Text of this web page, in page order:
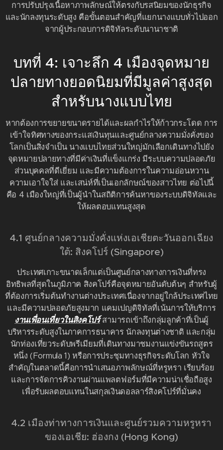
การปรับปรุงเนื้อหาภาพลักษณ์ให้ตรงกับรสนิยมของนักธุรกิจ
และนักลงทุนระดับสูง คือขั้นตอนสำคัญที่แยกนางแบบทั่วไปออก
จากผู้ประกอบการดิจิทัลระดับนานาชาติ
บทที่ 4: เจาะลึก 4 เมืองจุดหมาย
ปลายทางยอดนิยมที่มีมูลค่าสูงสุด
สำหรับนางแบบไทย
หากต้องการขยายขนาดรายได้และผลกำไรให้ก้าวกระโดด การ
เข้าใจทิศทางของกระแสเงินทุนและศูนย์กลางความมั่งคั่งของ
โลกเป็นสิ่งจำเป็น นางแบบไทยส่วนใหญ่มักเลือกเดินทางไปยัง
จุดหมายปลายทางที่มีค่าเงินที่แข็งแกร่ง มีระบบความปลอดภัย
ส่วนบุคคลที่ดีเยี่ยม และมีความต้องการในความอ่อนหวาน
ความเอาใจใส่ และเสน่ห์ที่เป็นเอกลักษณ์ของสาวไทย ต่อไปนี้
คือ 4 เมืองใหญ่ที่เป็นผู้นำในสถิติการค้นหาของระบบดิจิทัลและ
ให้ผลตอบแทนสูงสุด
4.1 ศูนย์กลางความมั่งคั่งแห่งเอเชียตะวันออกเฉียง
ใต้: สิงคโปร์ (Singapore)
ประเทศเกาะขนาดเล็กแต่เป็นศูนย์กลางทางการเงินที่ทรง
อิทธิพลที่สุดในภูมิภาค สิงคโปร์คือจุดหมายอันดับต้นๆ สำหรับผู้
ที่ต้องการเริ่มต้นทำงานต่างประเทศเนื่องจากอยู่ใกล้ประเทศไทย
และมีความปลอดภัยสูงมาก แคมเปญดิจิทัลที่เน้นการให้บริการ
งานเพื่อนเที่ยวในสิงคโปร์สามารถเข้าถึงกลุ่มลูกค้าที่เป็นผู้
บริหารระดับสูงในภาคการธนาคาร นักลงทุนต่างชาติ และกลุ่ม
นักท่องเที่ยวระดับพรีเมียมที่เดินทางมาชมงานแข่งขันรถสูตร
หนึ่ง (Formula 1) หรือการประชุมทางธุรกิจระดับโลก หัวใจ
สำคัญในตลาดนี้คือการนำเสนอภาพลักษณ์ที่หรูหรา เรียบร้อย
และการจัดการคิวงานผ่านแพลตฟอร์มที่มีความน่าเชื่อถือสูง
เพื่อรับผลตอบแทนในสกุลเงินดอลลาร์สิงคโปร์ที่มั่นคง
4.2 เมืองท่าทางการเงินและศูนย์รวมความหรูหรา
ของเอเชีย: ฮ่องกง (Hong Kong)